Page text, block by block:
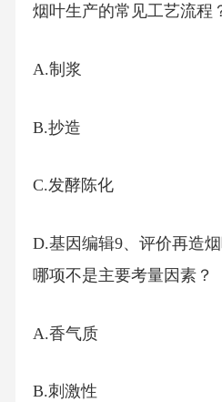
烟叶生产的常见工艺流程
A.制浆
B.抄造
C.发酵陈化
D.基因编辑9、评价再造
哪项不是主要考量因素？
A.香气质
B.刺激性